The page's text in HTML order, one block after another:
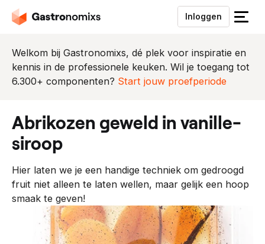
Inloggen
S
u
i
t
u
Welkom bij Gastronomixs, dé plek voor inspiratie en
kennis in de professionele keuken. Wil je toegang tot
6.300+ componenten? Start jouw proefperiode
abrikozen geweld in vanille-
siroop
Hier laten we je een handige techniek om gedroogd
fruit niet alleen te laten wellen, maar gelijk een hoop
smaak te geven!